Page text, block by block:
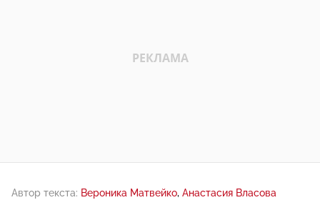
Автор текста: Вероника Матвейко Анастасия Власова